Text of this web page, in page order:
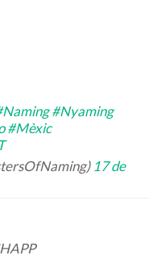
#Nyaming
#Mèxic
17 de